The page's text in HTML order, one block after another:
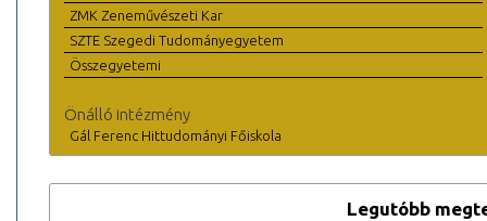
ZMK Zeneművészeti Kar
SZTE Szegedi Tudományegyetem
Összegyetemi
Önálló intézmény
Gál Ferenc Hittudományi Főiskola
Legutóbb